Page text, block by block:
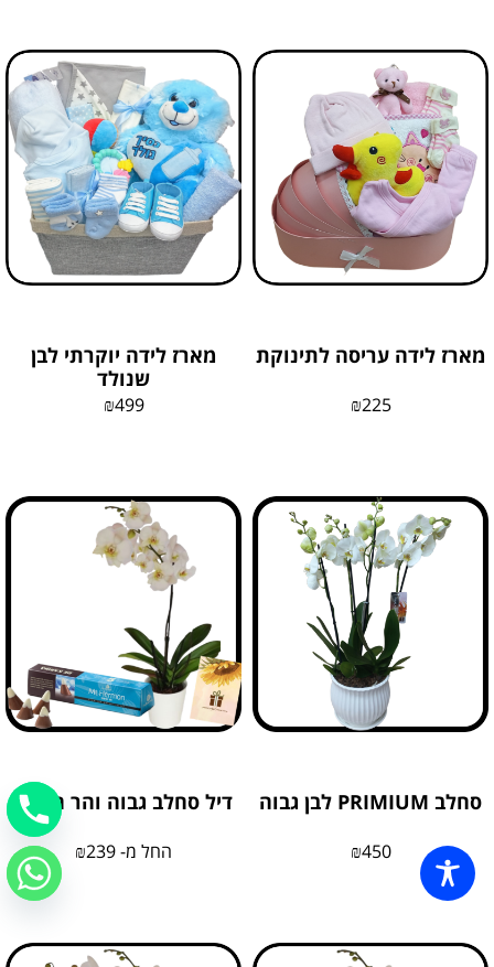
מארז לידה עריסה לתינוקת
₪225
מארז לידה יוקרתי לבן
שנולד
₪499
סחלב PRIMIUM לבן גבוה
₪450
דיל סחלב גבוה והר חרמון
החל מ- ₪239